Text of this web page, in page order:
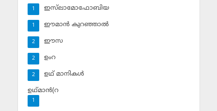
ഇസ്‌ലാമോഫോബിയ
1
ഈമാന്‍ കുറഞ്ഞാല്‍
1
ഈസ
2
ഉംറ
2
ഉഥ് മാനികള്‍
2
ഉഥ്മാന്‍(റ
1